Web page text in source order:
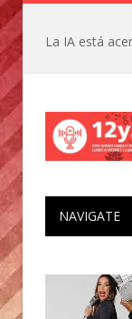
NAVIGATE